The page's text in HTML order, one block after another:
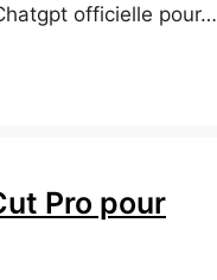
officielle pour…
Pro pour